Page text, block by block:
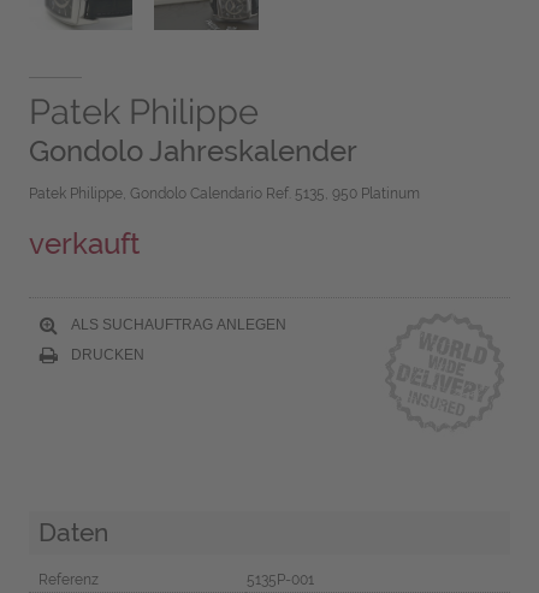
Patek Philippe
Gondolo Jahreskalender
Patek Philippe, Gondolo Calendario Ref. 5135, 950 Platinum
verkauft
ALS SUCHAUFTRAG ANLEGEN
DRUCKEN
Daten
Referenz
5135P-001